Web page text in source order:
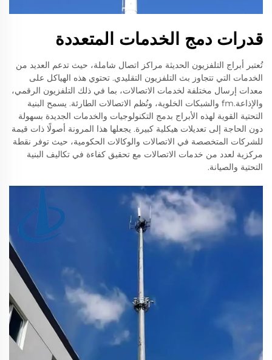
قدرات دمج الخدمات المتعددة
تُعتبر أبراج التلفزيون الحديثة مراكز اتصال شاملة، حيث تدعم العديد من
الخدمات التي تتجاوز بث التلفزيون التقليدي. تحتوي هذه الهياكل على
معدات إرسال مختلفة لخدمات الاتصالات، بما في ذلك التلفزيون الرقمي،
والإذاعة.fm والشبكات الخلوية، ونُظم الاتصالات الطارئة. يسمح البنية
التحتية القوية لهذه الأبراج بدمج التكنولوجيات والخدمات الجديدة بسهولة
دون الحاجة إلى تعديلات هيكلية كبيرة. يجعلها هذا المرونة أصولًا ذات قيمة
للشركات المتخصصة في الاتصالات والوكالات الحكومية، حيث توفر نقطة
مركزية لعدد من خدمات الاتصالات مع تحقيق كفاءة في تكاليف البنية
التحتية والصيانة.